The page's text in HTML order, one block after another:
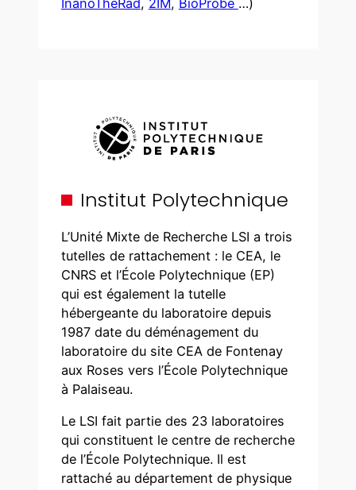
InanoTheRad, 2IM, BioProbe …)
Institut Polytechnique
L’Unité Mixte de Recherche LSI a trois
tutelles de rattachement : le CEA, le
CNRS et l’École Polytechnique (EP)
qui est également la tutelle
hébergeante du laboratoire depuis
1987 date du déménagement du
laboratoire du site CEA de Fontenay
aux Roses vers l’École Polytechnique
à Palaiseau.
Le LSI fait partie des 23 laboratoires
qui constituent le centre de recherche
de l’École Polytechnique. Il est
rattaché au département de physique